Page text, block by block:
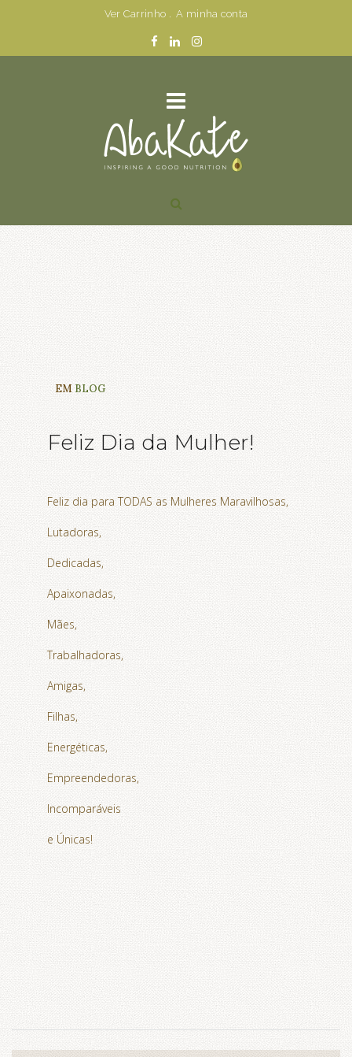
Ver Carrinho .A minha conta
EM BLOG
Feliz Dia da Mulher!
Feliz dia para TODAS as Mulheres Maravilhosas,
Lutadoras,
Dedicadas,
Apaixonadas,
Mães,
Trabalhadoras,
Amigas,
Filhas,
Energéticas,
Empreendedoras,
Incomparáveis
e Únicas!